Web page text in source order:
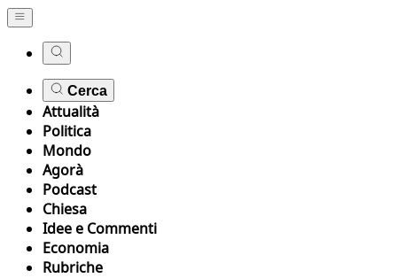
Cerca
Attualità
Politica
Mondo
Agorà
Podcast
Chiesa
Idee e Commenti
Economia
Rubriche